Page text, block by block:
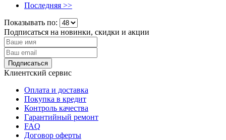
Последняя >>
Показывать по:
Подписаться на новинки, скидки и акции
Подписаться
Клиентский сервис
Оплата и доставка
Покупка в кредит
Контроль качества
Гарантийный ремонт
FAQ
Договор оферты